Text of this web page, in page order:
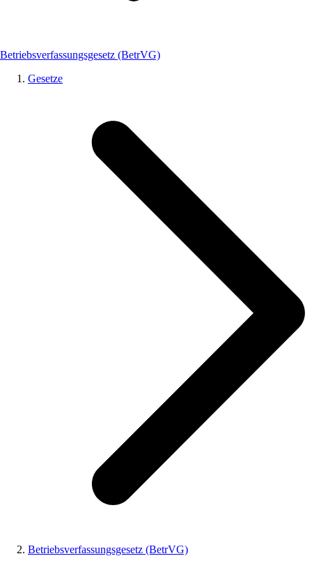
Betriebsverfassungsgesetz (BetrVG)
Gesetze
Betriebsverfassungsgesetz (BetrVG)